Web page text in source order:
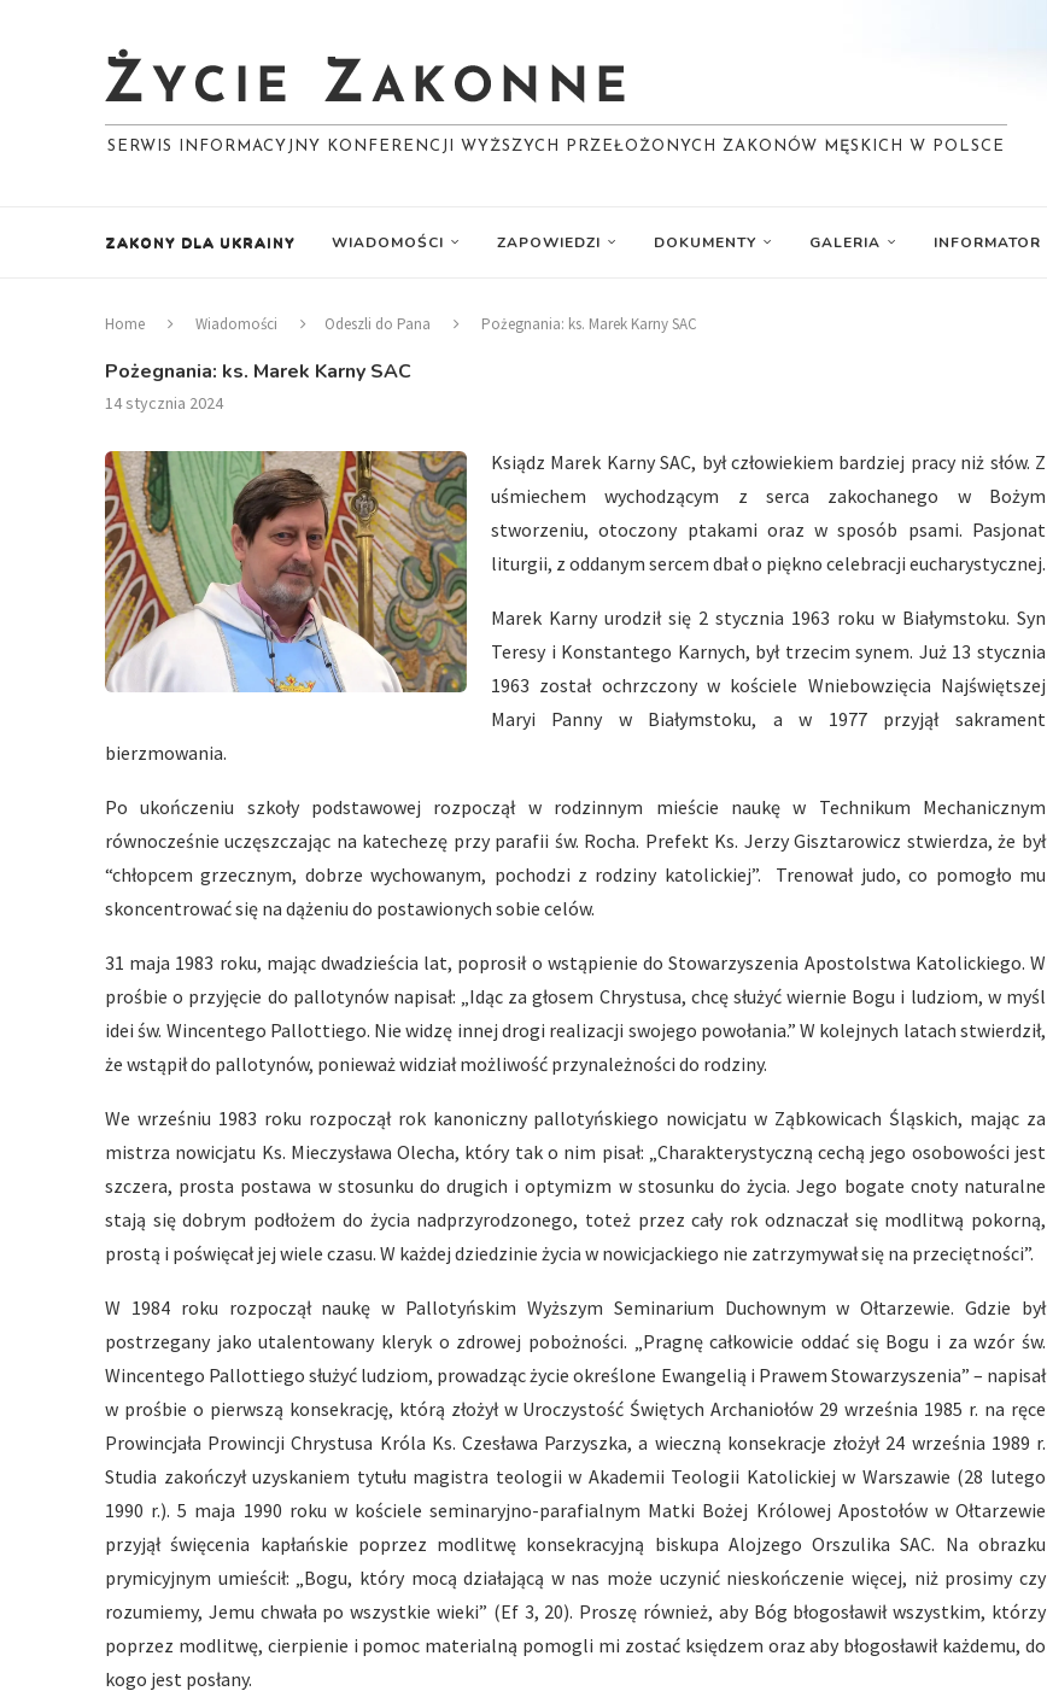
SERWIS INFORMACYJNY KONFERENCJI WYŻSZYCH PRZEŁOŻONYCH ZAKONÓW MĘSKICH W POLSCE
ZAKONY DLA UKRAINY WIADOMOŚCI ZAPOWIEDZI DOKUMENTY GALERIA INFORMATOR
Home Wiadomości Odeszli do Pana Pożegnania: ks. Marek Karny SAC
Pożegnania: ks. Marek Karny SAC
14 stycznia 2024
Ksiądz Marek Karny SAC, był człowiekiem bardziej pracy niż słów. Z
uśmiechem wychodzącym z serca zakochanego w Bożym
stworzeniu, otoczony ptakami oraz w sposób psami. Pasjonat
liturgii, z oddanym sercem dbał o piękno celebracji eucharystycznej.
Marek Karny urodził się 2 stycznia 1963 roku w Białymstoku. Syn
Teresy i Konstantego Karnych, był trzecim synem. Już 13 stycznia
1963 został ochrzczony w kościele Wniebowzięcia Najświętszej
Maryi Panny w Białymstoku, a w 1977 przyjął sakrament
bierzmowania.
Po ukończeniu szkoły podstawowej rozpoczął w rodzinnym mieście naukę w Technikum Mechanicznym
równocześnie uczęszczając na katechezę przy parafii św. Rocha. Prefekt Ks. Jerzy Gisztarowicz stwierdza, że był
“chłopcem grzecznym, dobrze wychowanym, pochodzi z rodziny katolickiej”. Trenował judo, co pomogło mu
skoncentrować się na dążeniu do postawionych sobie celów.
31 maja 1983 roku, mając dwadzieścia lat, poprosił o wstąpienie do Stowarzyszenia Apostolstwa Katolickiego. W
prośbie o przyjęcie do pallotynów napisał: „Idąc za głosem Chrystusa, chcę służyć wiernie Bogu i ludziom, w myśl
idei św. Wincentego Pallottiego. Nie widzę innej drogi realizacji swojego powołania.” W kolejnych latach stwierdził,
że wstąpił do pallotynów, ponieważ widział możliwość przynależności do rodziny.
We wrześniu 1983 roku rozpoczął rok kanoniczny pallotyńskiego nowicjatu w Ząbkowicach Śląskich, mając za
mistrza nowicjatu Ks. Mieczysława Olecha, który tak o nim pisał: „Charakterystyczną cechą jego osobowości jest
szczera, prosta postawa w stosunku do drugich i optymizm w stosunku do życia. Jego bogate cnoty naturalne
stają się dobrym podłożem do życia nadprzyrodzonego, toteż przez cały rok odznaczał się modlitwą pokorną,
prostą i poświęcał jej wiele czasu. W każdej dziedzinie życia w nowicjackiego nie zatrzymywał się na przeciętności”.
W 1984 roku rozpoczął naukę w Pallotyńskim Wyższym Seminarium Duchownym w Ołtarzewie. Gdzie był
postrzegany jako utalentowany kleryk o zdrowej pobożności. „Pragnę całkowicie oddać się Bogu i za wzór św.
Wincentego Pallottiego służyć ludziom, prowadząc życie określone Ewangelią i Prawem Stowarzyszenia” – napisał
w prośbie o pierwszą konsekrację, którą złożył w Uroczystość Świętych Archaniołów 29 września 1985 r. na ręce
Prowincjała Prowincji Chrystusa Króla Ks. Czesława Parzyszka, a wieczną konsekracje złożył 24 września 1989 r.
Studia zakończył uzyskaniem tytułu magistra teologii w Akademii Teologii Katolickiej w Warszawie (28 lutego
1990 r.). 5 maja 1990 roku w kościele seminaryjno-parafialnym Matki Bożej Królowej Apostołów w Ołtarzewie
przyjął święcenia kapłańskie poprzez modlitwę konsekracyjną biskupa Alojzego Orszulika SAC. Na obrazku
prymicyjnym umieścił: „Bogu, który mocą działającą w nas może uczynić nieskończenie więcej, niż prosimy czy
rozumiemy, Jemu chwała po wszystkie wieki” (Ef 3, 20). Proszę również, aby Bóg błogosławił wszystkim, którzy
poprzez modlitwę, cierpienie i pomoc materialną pomogli mi zostać księdzem oraz aby błogosławił każdemu, do
kogo jest posłany.